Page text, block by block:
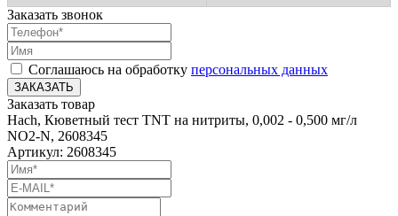
Заказать звонок
Соглашаюсь на обработку персональных данных
ЗАКАЗАТЬ
Заказать товар
Hach, Кюветный тест TNT на нитриты, 0,002 - 0,500 мг/л
NO2-N, 2608345
Артикул: 2608345